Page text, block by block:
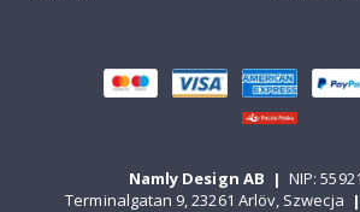
Namly Design AB | NIP:
Terminalgatan 9, 23261 Arlöv, Szwecja |